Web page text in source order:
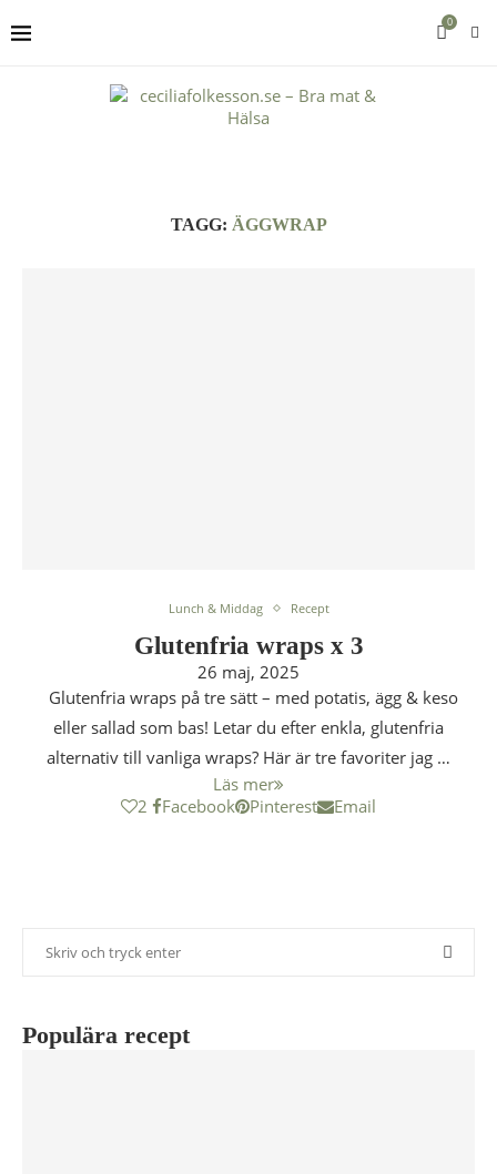
0
TAGG: ÄGGWRAP
Lunch & Middag Recept
Glutenfria wraps x 3
26 maj, 2025
Glutenfria wraps på tre sätt – med potatis, ägg & keso
eller sallad som bas! Letar du efter enkla, glutenfria
alternativ till vanliga wraps? Här är tre favoriter jag …
Läs mer
2
Facebook Pinterest Email
Populära recept